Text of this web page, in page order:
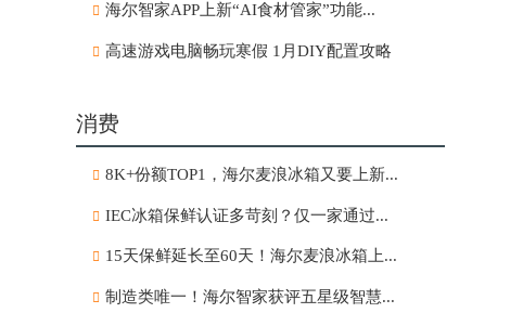
海尔智家APP上新“AI食材管家”功能...
高速游戏电脑畅玩寒假 1月DIY配置攻略
消费
8K+份额TOP1，海尔麦浪冰箱又要上新...
IEC冰箱保鲜认证多苛刻？仅一家通过...
15天保鲜延长至60天！海尔麦浪冰箱上...
制造类唯一！海尔智家获评五星级智慧...